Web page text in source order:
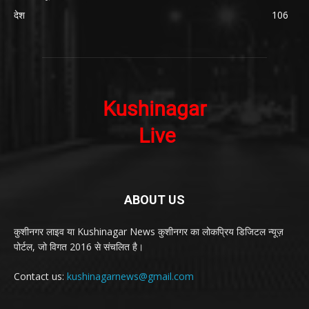
देश
106
ABOUT US
कुशीनगर लाइव या Kushinagar News कुशीनगर का लोकप्रिय डिजिटल न्यूज़
पोर्टल, जो विगत 2016 से संचलित है।
Contact us: kushinagarnews@gmail.com